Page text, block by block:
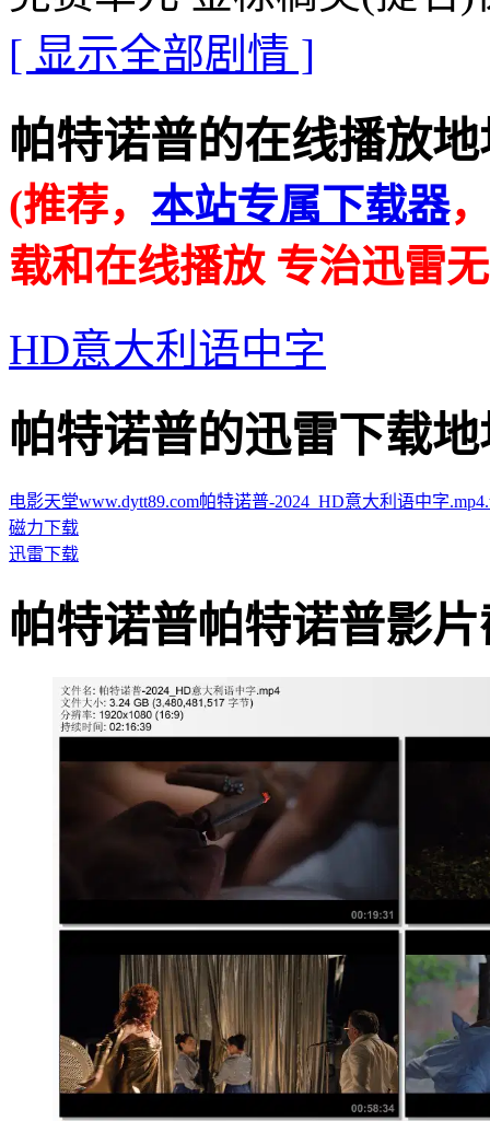
[ 显示全部剧情 ]
帕特诺普的在线播放地
(推荐， 本站专属下载器
载和在线播放 专治迅雷
HD意大利语中字
帕特诺普的迅雷下载地
电影天堂www.dytt89.com帕特诺普-2024_HD意大利语中字
磁力下载
迅雷下载
帕特诺普帕特诺普影片